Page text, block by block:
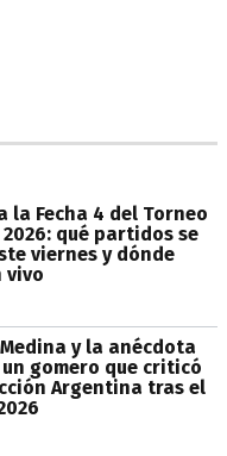
la Fecha 4 del Torneo
2026: qué partidos se
viernes y dónde
vivo
y la anécdota
gomero que criticó
Argentina tras el